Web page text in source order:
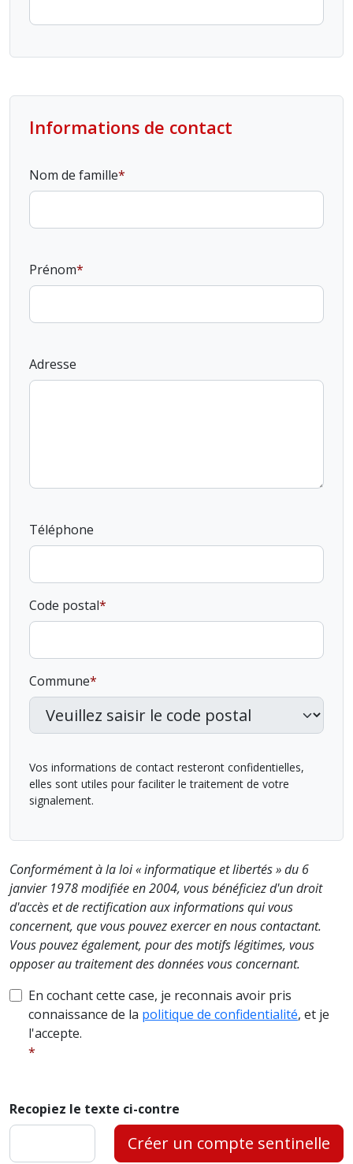
Informations de contact
Nom de famille
Prénom
Adresse
Téléphone
Code postal
Commune
Vos informations de contact resteront confidentielles,
elles sont utiles pour faciliter le traitement de votre
signalement.
Conformément à la loi « informatique et libertés » du 6
janvier 1978 modifiée en 2004, vous bénéficiez d'un droit
d'accès et de rectification aux informations qui vous
concernent, que vous pouvez exercer en nous contactant.
Vous pouvez également, pour des motifs légitimes, vous
opposer au traitement des données vous concernant.
En cochant cette case, je reconnais avoir pris
connaissance de la politique de confidentialité, et je
l'accepte.
Recopiez le texte ci-contre
Créer un compte sentinelle